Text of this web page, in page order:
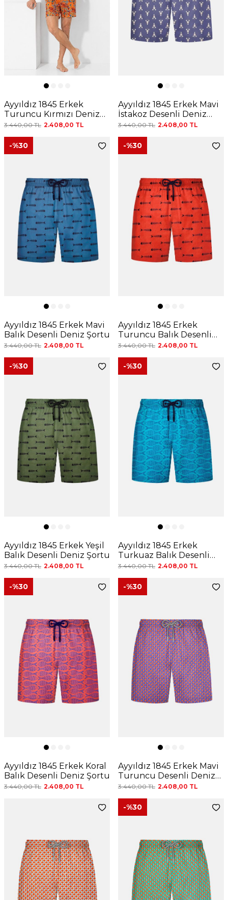
Ayyıldız 1845 Erkek
Turuncu Kırmızı Deniz
Şortu
3.440,00TL 2.408,00 TL
Ayyıldız 1845 Erkek Mavi
İstakoz Desenli Deniz
Şortu
3.440,00TL 2.408,00 TL
-%30
Ayyıldız 1845 Erkek Mavi
Balık Desenli Deniz Şortu
3.440,00TL 2.408,00 TL
-%30
Ayyıldız 1845 Erkek
Turuncu Balık Desenli
Deniz Şortu
3.440,00TL 2.408,00 TL
-%30
Ayyıldız 1845 Erkek Yeşil
Balık Desenli Deniz Şortu
3.440,00TL 2.408,00 TL
-%30
Ayyıldız 1845 Erkek
Turkuaz Balık Desenli
Deniz Şortu
3.440,00TL 2.408,00 TL
-%30
Ayyıldız 1845 Erkek Koral
Balık Desenli Deniz Şortu
3.440,00TL 2.408,00 TL
-%30
Ayyıldız 1845 Erkek Mavi
Turuncu Desenli Deniz
Şortu
3.440,00TL 2.408,00 TL
-%30